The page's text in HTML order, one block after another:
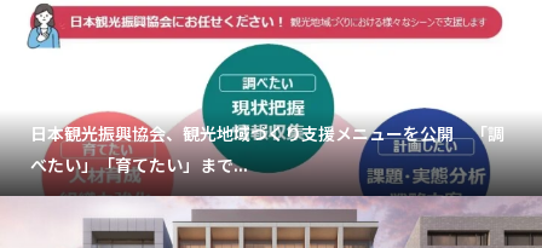
日本観光振興協会、観光地域づくり支援メニューを公開 「調
べたい」「育てたい」まで...